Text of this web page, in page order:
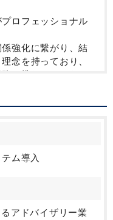
ロフェッショナル
強化に繋がり、結
念を持っており、
に携わっていらっ
ッショナルになり
いと思える方がい
いことも
と感じられます。
ム導入
アドバイザリー業